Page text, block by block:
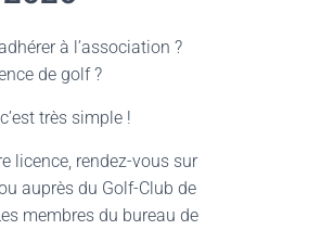
à l’association ?
de golf ?
très simple !
licence, rendez-vous sur
auprès du Golf-Club de
membres du bureau de